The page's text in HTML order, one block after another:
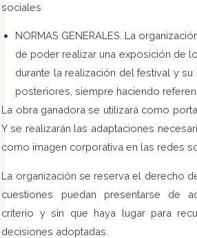
sociales
NORMAS GENERALES. La
de poder realizar una exposición de
durante la realización del festival y su
posteriores, siempre haciendo
La obra ganadora se utilizará como
Y se realizarán las adaptaciones
como imagen corporativa en las redes
La organización se reserva el derecho
cuestiones puedan presentarse de
criterio y sin que haya lugar para
decisiones adoptadas.